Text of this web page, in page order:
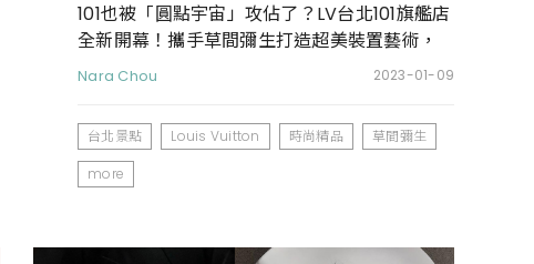
101也被「圓點宇宙」攻佔了？LV台北101旗艦店
全新開幕！攜手草間彌生打造超美裝置藝術，
還能搶先買到聯名包款
Nara Chou 2023-01-09
台北景點 Louis Vuitton 時尚精品
草間彌生
more